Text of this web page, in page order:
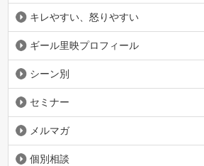
キレやすい、怒りやすい
ギール里映プロフィール
シーン別
セミナー
メルマガ
個別相談